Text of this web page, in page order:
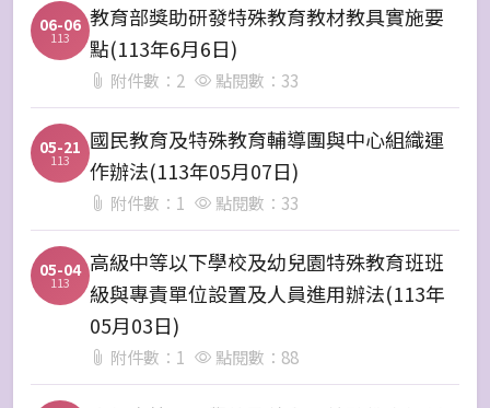
06-06
113
教育部獎助研發特殊教育教材教具實施要
點(113年6月6日)
附件數：2 點閱數：33
05-21
113
國民教育及特殊教育輔導團與中心組織運
作辦法(113年05月07日)
附件數：1 點閱數：33
05-04
113
高級中等以下學校及幼兒園特殊教育班班
級與專責單位設置及人員進用辦法(113年
05月03日)
附件數：1 點閱數：88